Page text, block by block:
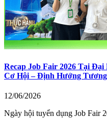
Recap Job Fair 2026 Tại
Cơ Hội – Định Hướng
12/06/2026
Ngày hội tuyển dụng Job Fair